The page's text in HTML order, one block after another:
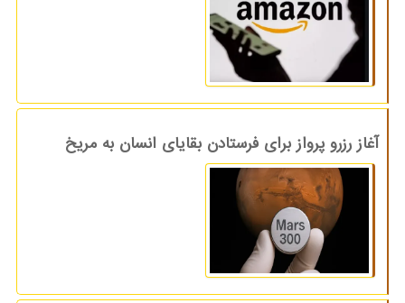
آغاز رزرو پرواز برای فرستادن بقایای انسان به مریخ